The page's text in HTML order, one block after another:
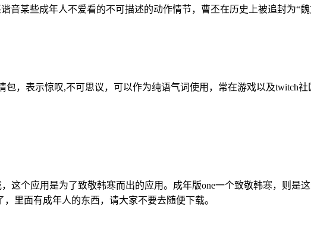
音某些成年人不爱看的不可描述的动作情节，曹丕在历史上被追封为“
包，表示惊叹,不可思议，可以作为纯语气词使用，常在游戏以及twitch
这个应用是为了致敬韩寒而出的应用。成年版one一个致敬韩寒，则是
里面有成年人的东西，请大家不要去随便下载。